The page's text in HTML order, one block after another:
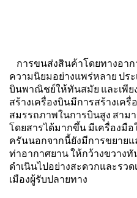
การขนส่งสินค้าโดยทางอา
ความนิยมอย่างแพร่หลาย ประ
บินพาณิชย์ให้ทันสมัย และเพีย
สร้างเครื่องบินมีการสร้างเค
สมรรถภาพในการบินสูง สาม
โดยสารได้มากขึ้น มีเครื่องมื
ครันนอกจากนี้ยังมีการขยาย
ท่าอากาศยาน ให้กว้างขวางทั
ดำเนินไปอย่างสะดวกและรวด
เมืองผู้รับปลายทาง